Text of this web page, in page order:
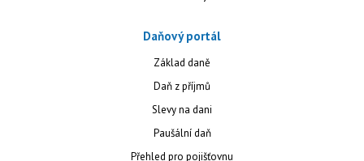
Daňový portál
Základ daně
Daň z příjmů
Slevy na dani
Paušální daň
Přehled pro pojišťovnu